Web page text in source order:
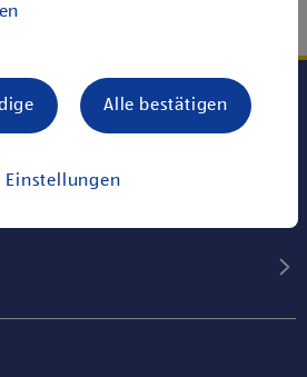
Einstellungen
Alle bestätigen